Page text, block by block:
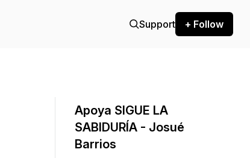
Support + Follow
Apoya SIGUE LA
SABIDURÍA - Josué
Barrios